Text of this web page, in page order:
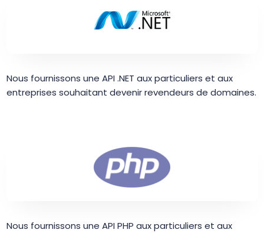
Nous fournissons une API .NET aux particuliers et aux
entreprises souhaitant devenir revendeurs de domaines.
Nous fournissons une API PHP aux particuliers et aux